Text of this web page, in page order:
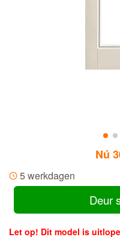
Nú
5 werkdagen
Deur
Let op! Dit model is